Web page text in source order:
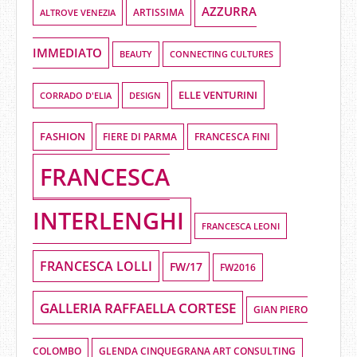
ALTROVE VENEZIA ARTISSIMA AZZURRA
IMMEDIATO BEAUTY CONNECTING CULTURES
CORRADO D'ELIA DESIGN ELLE VENTURINI
FASHION FIERE DI PARMA FRANCESCA FINI
FRANCESCA
INTERLENGHI
FRANCESCA LEONI
FRANCESCA LOLLI FW/17 FW2016
GALLERIA RAFFAELLA CORTESE GIAN PIERO
COLOMBO GLENDA CINQUEGRANA ART CONSULTING